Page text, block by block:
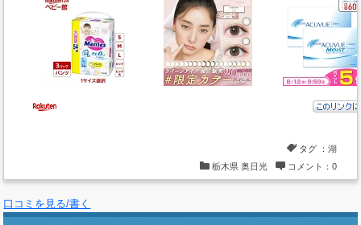
タグ ： 湖
栃木県 奥日光 コメント：0
口コミを見る/書く